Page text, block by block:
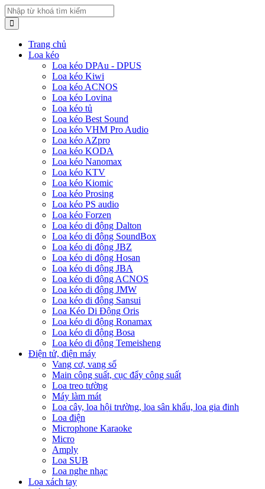
Trang chủ
Loa kéo
Loa kéo DPAu - DPUS
Loa kéo Kiwi
Loa kéo ACNOS
Loa kéo Lovina
Loa kéo tủ
Loa kéo Best Sound
Loa kéo VHM Pro Audio
Loa kéo AZpro
Loa kéo KODA
Loa kéo Nanomax
Loa kéo KTV
Loa kéo Kiomic
Loa kéo Prosing
Loa kéo PS audio
Loa kéo Forzen
Loa kéo di động Dalton
Loa kéo di động SoundBox
Loa kéo di động JBZ
Loa kéo di động Hosan
Loa kéo di động JBA
Loa kéo di động ACNOS
Loa kéo di động JMW
Loa kéo di động Sansui
Loa Kéo Di Động Oris
Loa kéo di động Ronamax
Loa kéo di động Bosa
Loa kéo di động Temeisheng
Điện tử, điện máy
Vang cơ, vang số
Main công suất, cục đẩy công suất
Loa treo tường
Máy làm mát
Loa cây, loa hội trường, loa sân khấu, loa gia đinh
Loa điện
Microphone Karaoke
Micro
Amply
Loa SUB
Loa nghe nhạc
Loa xách tay